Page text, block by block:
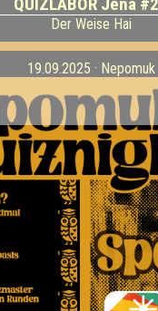
Der Weise Hai
19.09.2025 · Nepomuk